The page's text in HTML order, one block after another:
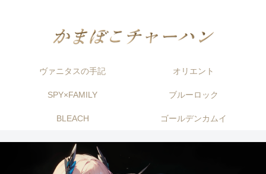
ヴァニタスの手記 オリエント
SPY×FAMILY ブルーロック
BLEACH ゴールデンカムイ